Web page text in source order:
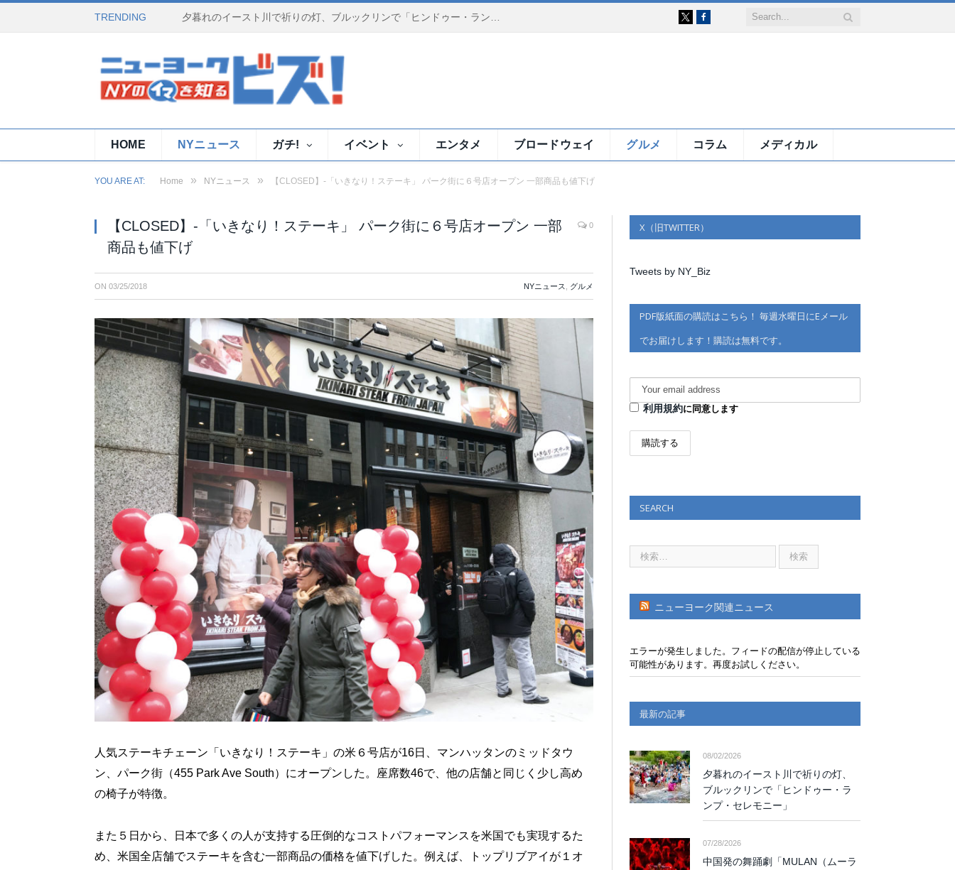
TRENDING 夕暮れのイースト川で祈りの灯、ブルックリンで「ヒンドゥー・ランプ・セレモニー」 Facebook
HOME NYニュース ガチ! イベント エンタメ ブロードウェイ グルメ コラム メディカル
YOU ARE AT: Home » NYニュース » 【CLOSED】-「いきなり！ステーキ」 パーク街に６号店オープン 一部商品も値下げ
【CLOSED】-「いきなり！ステーキ」 パーク街に６号店オープン 一部
商品も値下げ
0
ON 03/25/2018 NYニュース グルメ
人気ステーキチェーン「いきなり！ステーキ」の米６号店が16日、マンハッタンのミッドタウ
ン、パーク街（455 Park Ave South）にオープンした。座席数46で、他の店舗と同じく少し高め
の椅子が特徴。
また５日から、日本で多くの人が支持する圧倒的なコストパフォーマンスを米国でも実現するた
め、米国全店舗でステーキを含む一部商品の価格を値下げした。例えば、トップリブアイが１オ
X（旧TWITTER）
Tweets by NY_Biz
PDF版紙面の購読はこちら！ 毎週水曜日にEメール
でお届けします！購読は無料です。
利用規約に同意します
SEARCH
ニューヨーク関連ニュース
エラーが発生しました。フィードの配信が停止している
可能性があります。再度お試しください。
最新の記事
08/02/2026
夕暮れのイースト川で祈りの灯、
ブルックリンで「ヒンドゥー・ラ
ンプ・セレモニー」
07/28/2026
中国発の舞踊劇「MULAN（ムーラ